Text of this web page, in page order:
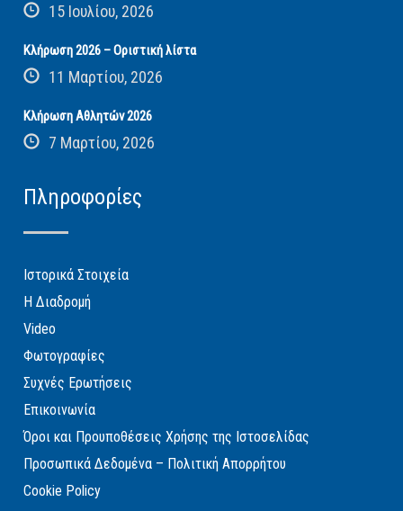
15 Ιουλίου, 2026
Κλήρωση 2026 – Οριστική λίστα
11 Μαρτίου, 2026
Κλήρωση Αθλητών 2026
7 Μαρτίου, 2026
Πληροφορίες
Ιστορικά Στοιχεία
Η Διαδρομή
Video
Φωτογραφίες
Συχνές Ερωτήσεις
Επικοινωνία
Όροι και Προυποθέσεις Χρήσης της Ιστοσελίδας
Προσωπικά Δεδομένα – Πολιτική Απορρήτου
Cookie Policy